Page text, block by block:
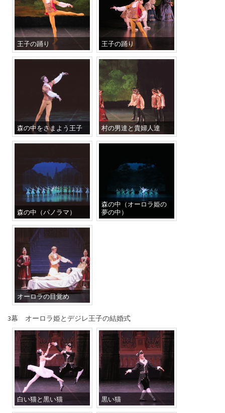
王子の踊り 王子の踊り
森の中をさまよう王子 村の男達と貴婦人達
森の中（パノラマ）
森の中（オーロラ姫の
夢の中）
オーロラの目覚め
3幕 オーロラ姫とデジレ王子の結婚式
白い猫と黒い猫 黒い猫